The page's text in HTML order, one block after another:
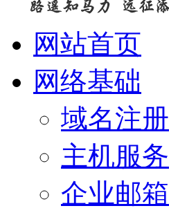
网站首页
网络基础
域名注册
主机服务
企业邮箱